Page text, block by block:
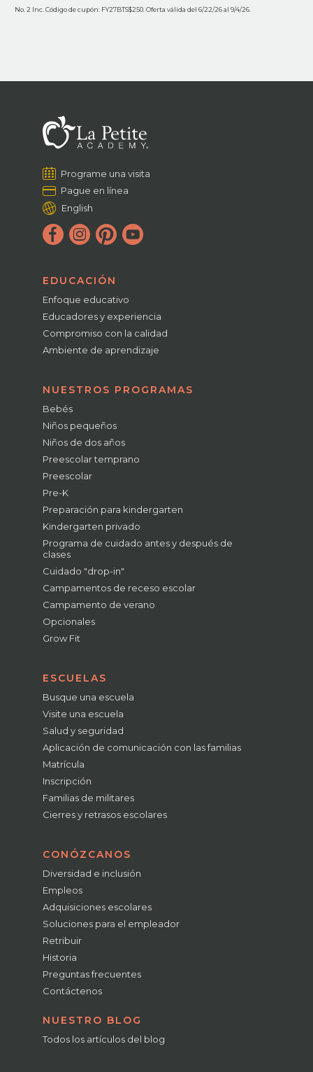
No. 2 Inc. Código de cupón: FY27BTS$250. Oferta válida del 6/22/26 al 9/4/26.
Programe una visita
Pague en línea
English
EDUCACIÓN
Enfoque educativo
Educadores y experiencia
Compromiso con la calidad
Ambiente de aprendizaje
NUESTROS PROGRAMAS
Bebés
Niños pequeños
Niños de dos años
Preescolar temprano
Preescolar
Pre-K
Preparación para kindergarten
Kindergarten privado
Programa de cuidado antes y después de
clases
Cuidado "drop-in"
Campamentos de receso escolar
Campamento de verano
Opcionales
Grow Fit
ESCUELAS
Busque una escuela
Visite una escuela
Salud y seguridad
Aplicación de comunicación con las familias
Matrícula
Inscripción
Familias de militares
Cierres y retrasos escolares
CONÓZCANOS
Diversidad e inclusión
Empleos
Adquisiciones escolares
Soluciones para el empleador
Retribuir
Historia
Preguntas frecuentes
Contáctenos
NUESTRO BLOG
Todos los artículos del blog